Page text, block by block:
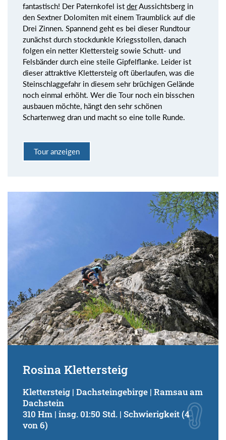
fantastisch! Der Paternkofel ist derAussichtsberg in
den Sextner Dolomiten mit einem Traumblick auf die
Drei Zinnen. Spannend geht es bei dieser Rundtour
zunächst durch stockdunkle Kriegsstollen, danach
folgen ein netter Klettersteig sowie Schutt- und
Felsbänder durch eine steile Gipfelflanke. Leider ist
dieser attraktive Klettersteig oft überlaufen, was die
Steinschlaggefahr in diesem sehr brüchigen Gelände
noch einmal erhöht. Wer die Tour noch ein bisschen
ausbauen möchte, hängt den sehr schönen
Schartenweg dran und macht so eine tolle Runde.
Tour anzeigen
Rosina Klettersteig
Klettersteig | Dachsteingebirge | Ramsau am
Dachstein
310 Hm | insg. 01:50 Std. | Schwierigkeit (4
von 6)